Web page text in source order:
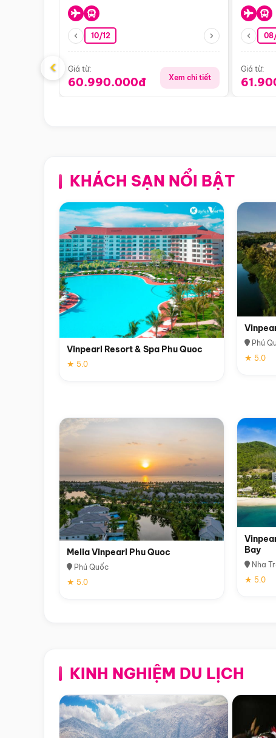
10/12
Giá từ:
60.990.000đ Xem chi tiết
Giá từ:
‹
KHÁCH SẠN NỔI BẬT
Vinpearl Resort & Spa Phu Quoc
★ 5.0
Phú
★ 5.0
Melia Vinpearl Phu Quoc
Phú Quốc
★ 5.0
Bay
Nha
★ 5.0
KINH NGHIỆM DU LỊCH